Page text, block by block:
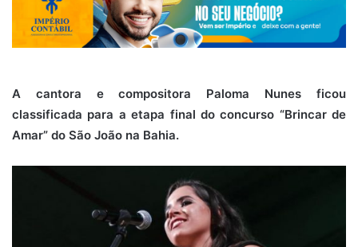
A cantora e compositora Paloma Nunes ficou
classificada para a etapa final do concurso “Brincar de
Amar” do São João na Bahia.